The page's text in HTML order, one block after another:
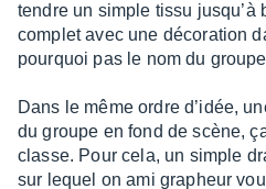
tendre un simple tissu jusqu’à
complet avec une déco­ra­tion
pourquoi pas le nom du
Dans le même ordre d’idée,
du groupe en fond de scène,
classe. Pour cela, un simple
sur lequel on ami grapheur